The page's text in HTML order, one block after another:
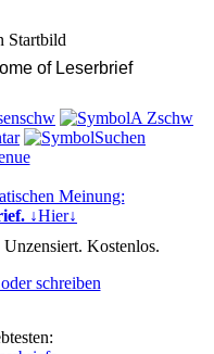
of Leserbrief
Meinung:
↓Hier↓
Kostenlos.
schreiben